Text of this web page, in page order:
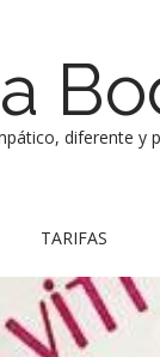
diferente y
TARIFAS